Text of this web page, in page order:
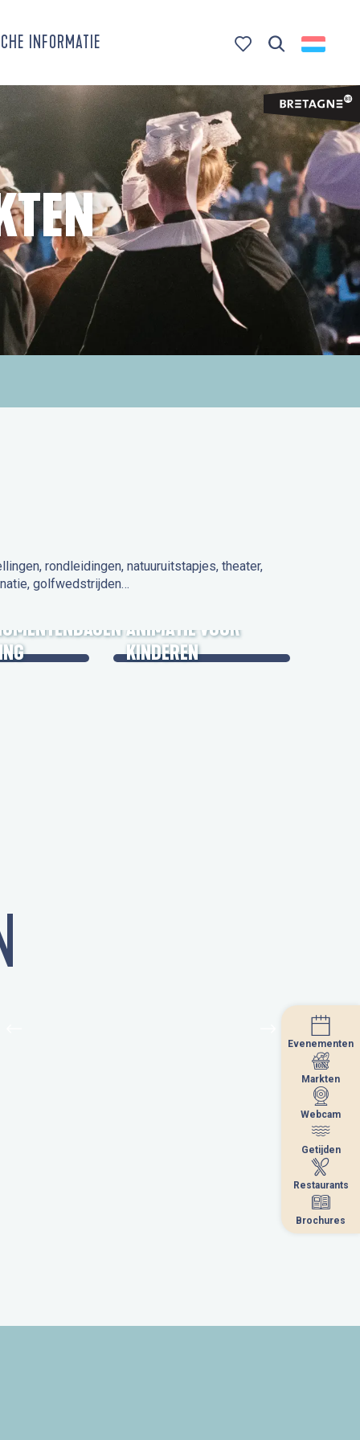
INFORMATIE
Evenementen
Markten
Webcam
Getijden
Restaurants
Brochures
rondleidingen, natuuruitstapjes, theater,
golfwedstrijden…
ANIMATIE VOOR
KINDEREN